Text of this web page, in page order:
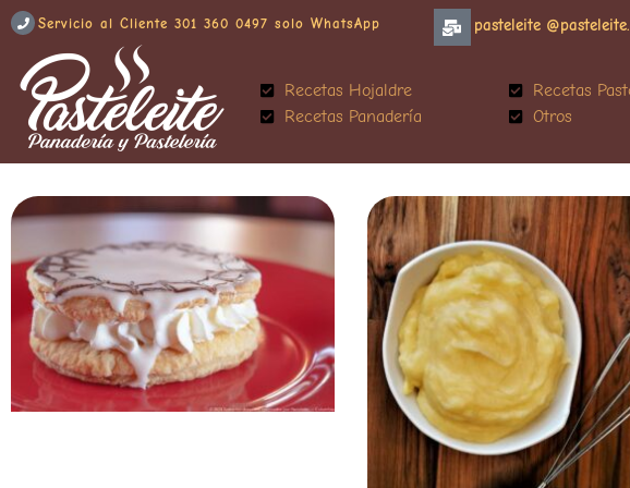
Servicio al Cliente 301 360 0497 solo WhatsApp pasteleite
Recetas Hojaldre
Recetas Panadería
Recetas
Otros